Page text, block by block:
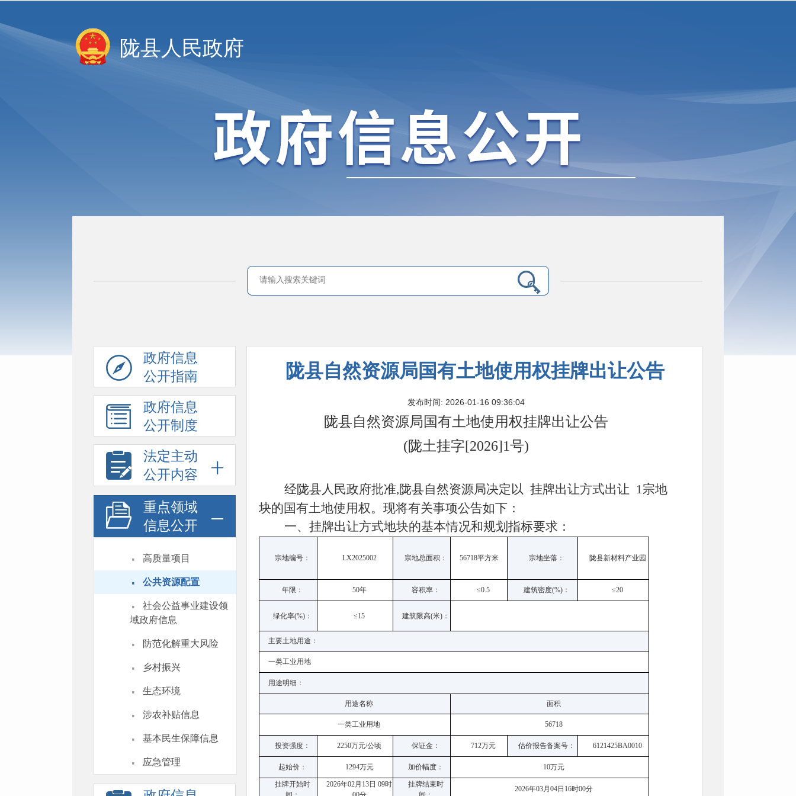
陇县人民政府
政府信息
公开指南
政府信息
公开制度
法定主动
公开内容
重点领域
信息公开
· 高质量项目
· 公共资源配置
·
社会公益事业建设领
域政府信息
· 防范化解重大风险
· 乡村振兴
· 生态环境
· 涉农补贴信息
· 基本民生保障信息
· 应急管理
陇县自然资源局国有土地使用权挂牌出让公告
发布时间: 2026-01-16 09:36:04
陇县自然资源局国有土地使用权挂牌出让公告
(陇土挂字[2026]1号)
经陇县人民政府批准,陇县自然资源局决定以 挂牌出让方式出让 1宗地
块的国有土地使用权。现将有关事项公告如下：
一、挂牌出让方式地块的基本情况和规划指标要求：
宗地编号： LX2025002 宗地总面积： 56718平方米 宗地坐落： 陇县新材料产业园
年限： 50年 容积率： ≤0.5 建筑密度(%)： ≤20
绿化率(%)： ≤15 建筑限高(米)：
主要土地用途：
一类工业用地
用途明细：
用途名称 面积
一类工业用地 56718
投资强度： 2250万元/公顷 保证金： 712万元 估价报告备案号： 6121425BA0010
起始价： 1294万元 加价幅度： 10万元
挂牌开始时
2026年02月13日 09时
挂牌结束时
2026年03月04日16时00分